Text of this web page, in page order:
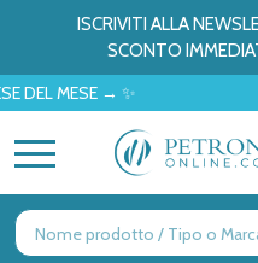
ISCRIVITI ALLA
SCONTO
MESE → ✨
Ricerca